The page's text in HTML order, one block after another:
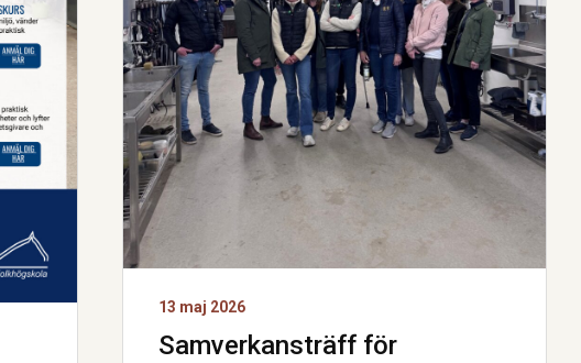
13 maj 2026
Samverkansträff för